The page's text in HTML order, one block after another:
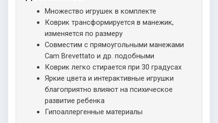
Множество игрушек в комплекте
Коврик трансформируется в манежик,
изменяется по размеру
Совместим с прямоугольными манежами
Cam Brevettato и др. подобными
Коврик легко стирается при 30 градусах
Яркие цвета и интерактивные игрушки
благоприятно влияют на психическое
развитие ребенка
Гипоаллергенные материалы